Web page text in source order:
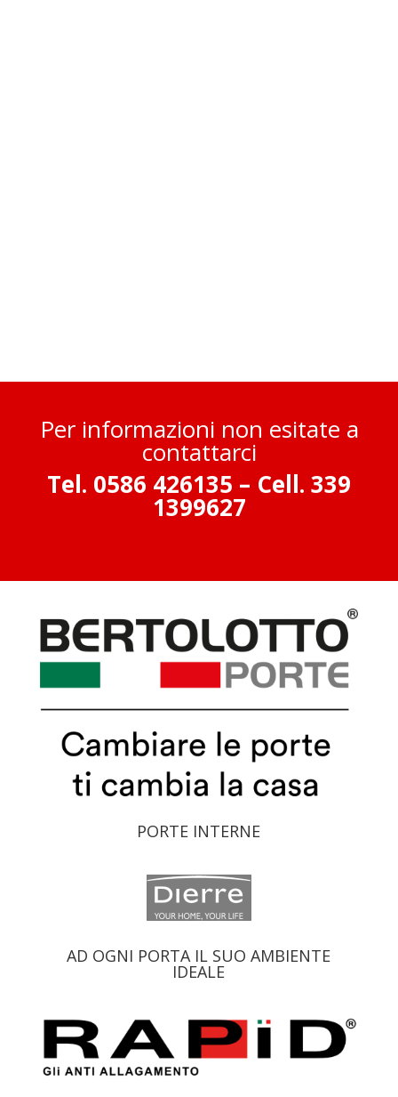
Per informazioni non esitate a
contattarci
Tel. 0586 426135 – Cell. 339
1399627
PORTE INTERNE
AD OGNI PORTA IL SUO AMBIENTE
IDEALE